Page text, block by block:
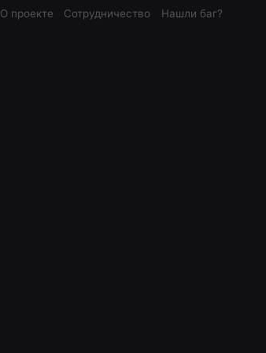
О проекте Сотрудничество Нашли баг?